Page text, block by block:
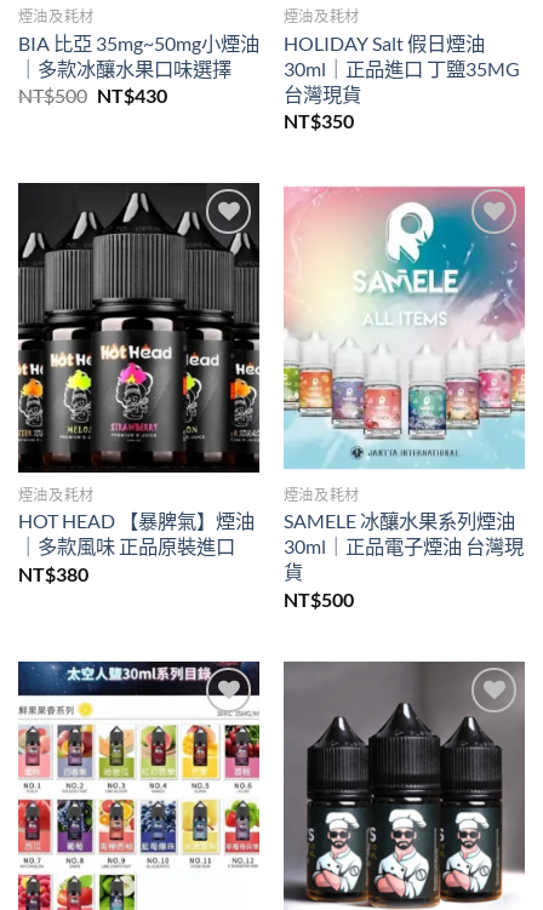
煙油及耗材
BIA 比亞 35mg~50mg小煙油
｜多款冰釀水果口味選擇
NT$500 原
NT$430目
煙油及耗材
HOLIDAY Salt 假日煙油
30ml｜正品進口 丁鹽35MG
台灣現貨
NT$350
Add to
煙油及耗材
HOT HEAD 【暴脾氣】煙油
｜多款風味 正品原裝進口
NT$380
Add to
wishlist
煙油及耗材
SAMELE 冰釀水果系列煙油
30ml｜正品電子煙油 台灣現
貨
NT$500
Add to
wishlist
Add to
wishlist